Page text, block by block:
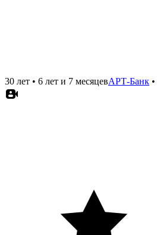
30 лет • 6 лет и 7 месяцевАРТ-Банк •